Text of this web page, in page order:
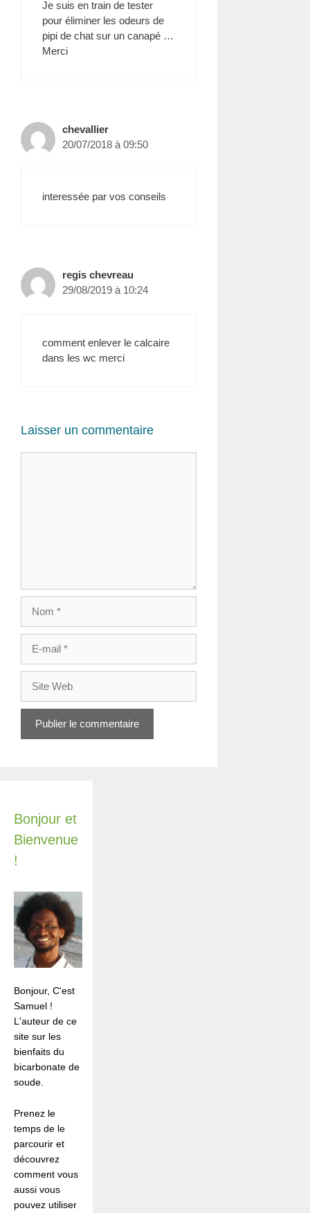
Je suis en train de tester
pour éliminer les odeurs de
pipi de chat sur un canapé …
Merci
chevallier
20/07/2018 à 09:50
interessée par vos conseils
regis chevreau
29/08/2019 à 10:24
comment enlever le calcaire
dans les wc merci
Laisser un commentaire
mail
Web
Bonjour et
Bienvenue
!
Bonjour, C'est
Samuel !
L'auteur de ce
site sur les
bienfaits du
bicarbonate de
soude.
Prenez le
temps de le
parcourir et
découvrez
comment vous
aussi vous
pouvez utiliser